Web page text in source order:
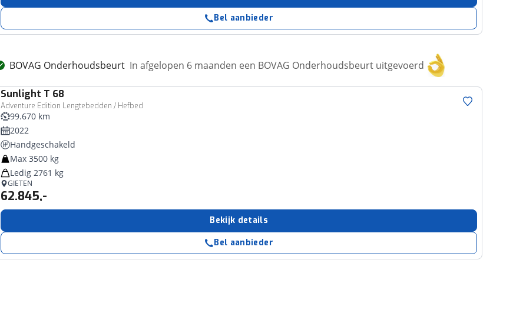
Bel aanbieder
BOVAG Onderhoudsbeurt In afgelopen 6 maanden een BOVAG Onderhoudsbeurt uitgevoerd
Sunlight T 68
Adventure Edition Lengtebedden / Hefbed
99.670 km
2022
Handgeschakeld
Max 3500 kg
Ledig 2761 kg
GIETEN
62.845,-
Bekijk details
Bel aanbieder